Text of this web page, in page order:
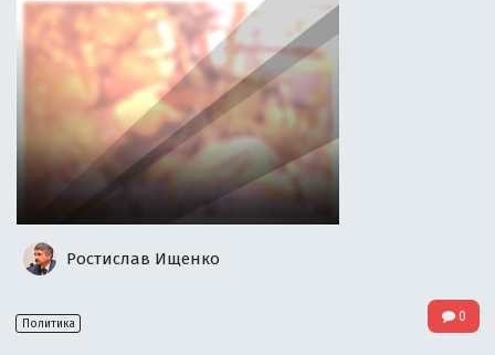
Ростислав Ищенко
Политика 0